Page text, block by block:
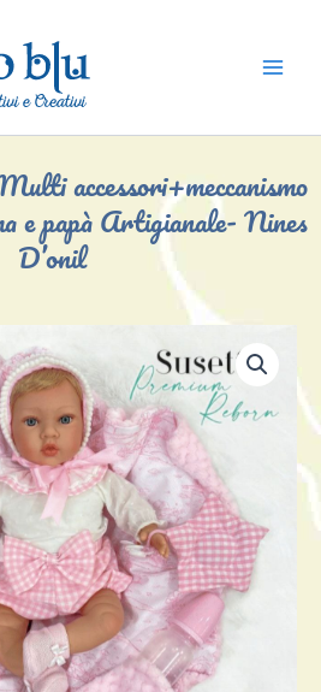
accessori+meccanismo
e papà Artigianale- Nines
D’onil